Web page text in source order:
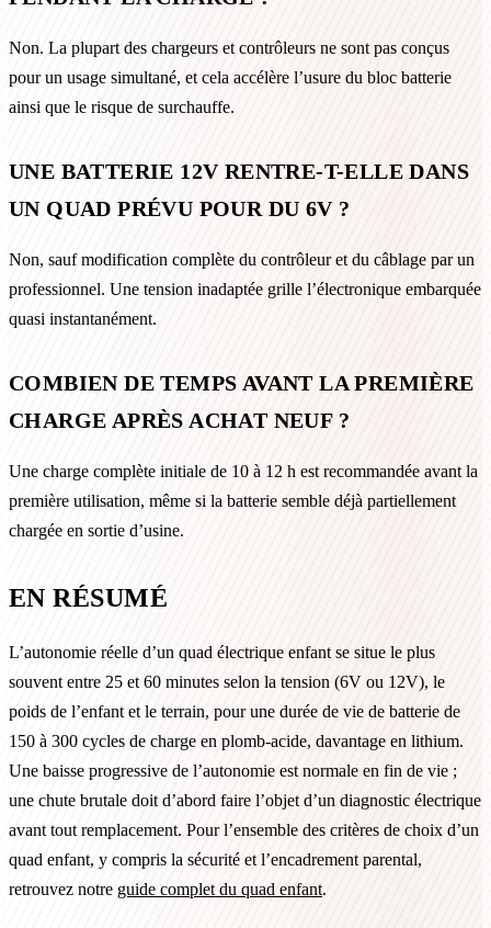
Non. La plupart des chargeurs et contrôleurs ne sont pas conçus
pour un usage simultané, et cela accélère l’usure du bloc batterie
ainsi que le risque de surchauffe.
UNE BATTERIE 12V RENTRE-T-ELLE DANS
UN QUAD PRÉVU POUR DU 6V ?
Non, sauf modification complète du contrôleur et du câblage par un
professionnel. Une tension inadaptée grille l’électronique embarquée
quasi instantanément.
COMBIEN DE TEMPS AVANT LA PREMIÈRE
CHARGE APRÈS ACHAT NEUF ?
Une charge complète initiale de 10 à 12 h est recommandée avant la
première utilisation, même si la batterie semble déjà partiellement
chargée en sortie d’usine.
EN RÉSUMÉ
L’autonomie réelle d’un quad électrique enfant se situe le plus
souvent entre 25 et 60 minutes selon la tension (6V ou 12V), le
poids de l’enfant et le terrain, pour une durée de vie de batterie de
150 à 300 cycles de charge en plomb-acide, davantage en lithium.
Une baisse progressive de l’autonomie est normale en fin de vie ;
une chute brutale doit d’abord faire l’objet d’un diagnostic électrique
avant tout remplacement. Pour l’ensemble des critères de choix d’un
quad enfant, y compris la sécurité et l’encadrement parental,
retrouvez notre guide complet du quad enfant.